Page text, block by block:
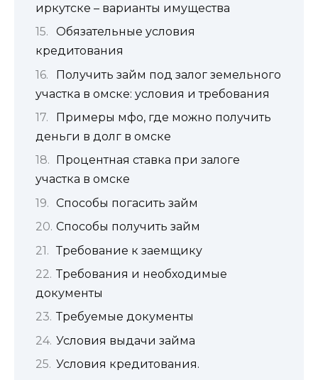
иркутске – варианты имущества
Обязательные условия
кредитования
Получить займ под залог земельного
участка в омске: условия и требования
Примеры мфо, где можно получить
деньги в долг в омске
Процентная ставка при залоге
участка в омске
Способы погасить займ
Способы получить займ
Требование к заемщику
Требования и необходимые
документы
Требуемые документы
Условия выдачи займа
Условия кредитования.